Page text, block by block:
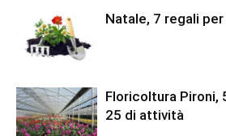
Natale, 7 regali
Floricoltura Pironi,
25 di attività